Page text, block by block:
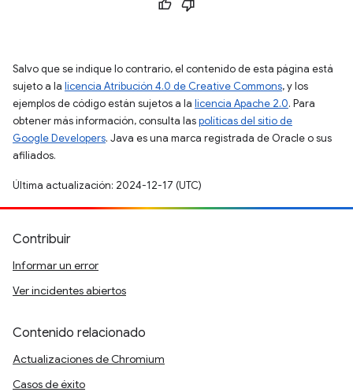
Salvo que se indique lo contrario, el contenido de esta página está
sujeto a la licencia Atribución 4.0 de Creative Commons, y los
ejemplos de código están sujetos a la licencia Apache 2.0. Para
obtener más información, consulta laspolíticas del sitio de
Google Developers. Java es una marca registrada de Oracle o sus
afiliados.
Última actualización: 2024-12-17 (UTC)
Contribuir
Informar un error
Ver incidentes abiertos
Contenido relacionado
Actualizaciones de Chromium
Casos de éxito